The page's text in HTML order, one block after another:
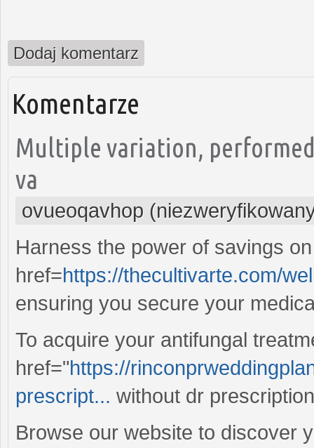
Dodaj komentarz
Komentarze
Multiple variation,
va
ovueoqavhop
Harness the power of savings
href=https://thecultivarte.com/
ensuring you secure your
To acquire your antifungal
href="https://
prescript... without dr
Browse our website to discover